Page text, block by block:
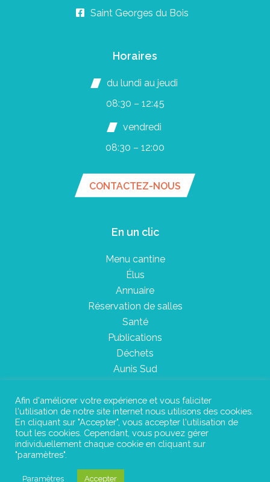
Saint Georges du Bois
Horaires
du lundi au jeudi
08:30 – 12:45
vendredi
08:30 – 12:00
CONTACTEZ-NOUS
En un clic
Menu cantine
Élus
Annuaire
Réservation de salles
Santé
Publications
Déchets
Aunis Sud
Plan du site
Mentions légales
Afin d'améliorer votre expérience et vous faliciter
l'utilisation de notre site internet nous utilisons des cookies.
En cliquant sur "Accepter", vous accepter l'utilisation de
tout les cookies. Cependant, vous pouvez gérer
individuellement chaque cookie en cliquant sur
"paramètres".
Paramètres Accepter